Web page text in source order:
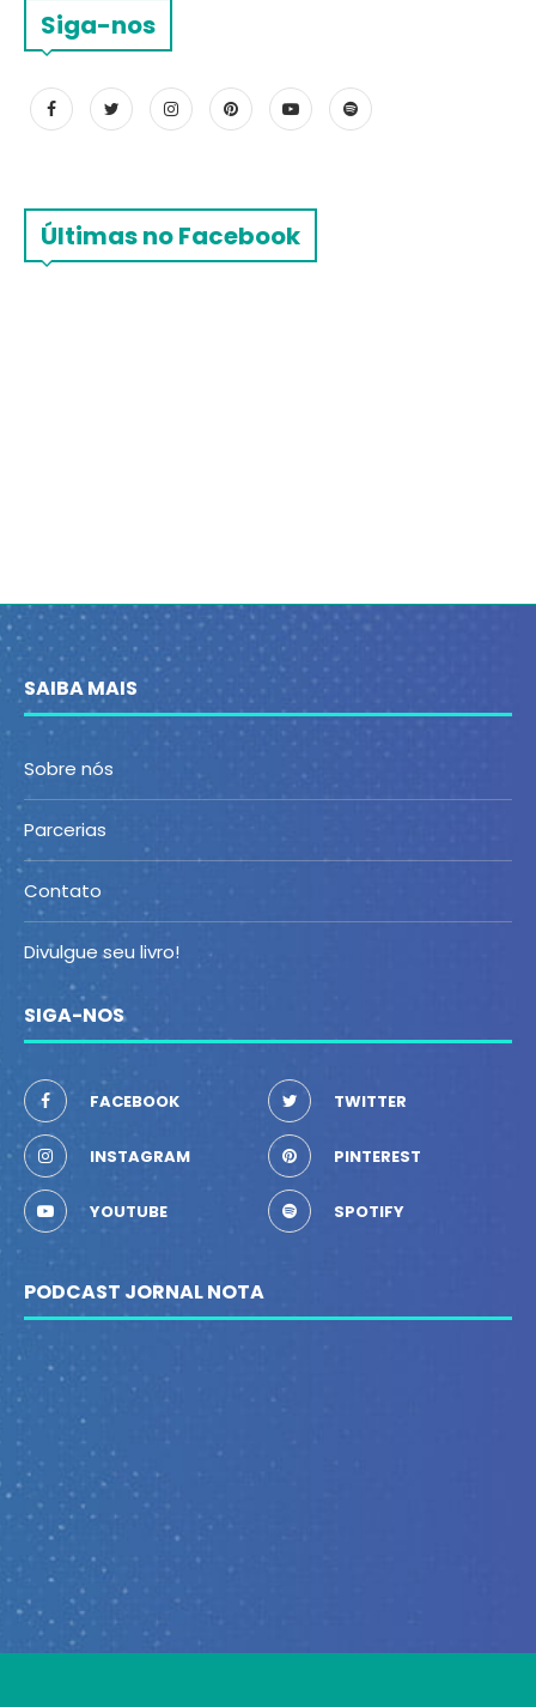
Siga-nos
Últimas no Facebook
SAIBA MAIS
Sobre nós
Parcerias
Contato
Divulgue seu livro!
SIGA-NOS
FACEBOOK TWITTER
INSTAGRAM PINTEREST
YOUTUBE SPOTIFY
PODCAST JORNAL NOTA